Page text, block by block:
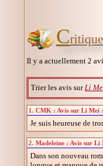
C
Il y a actuellement 2
Trier les avis sur Li
1. CMK : Avis sur Li Mei
Je suis heureuse de
2. Madeleine : Avis sur Li
Dans son nouveau